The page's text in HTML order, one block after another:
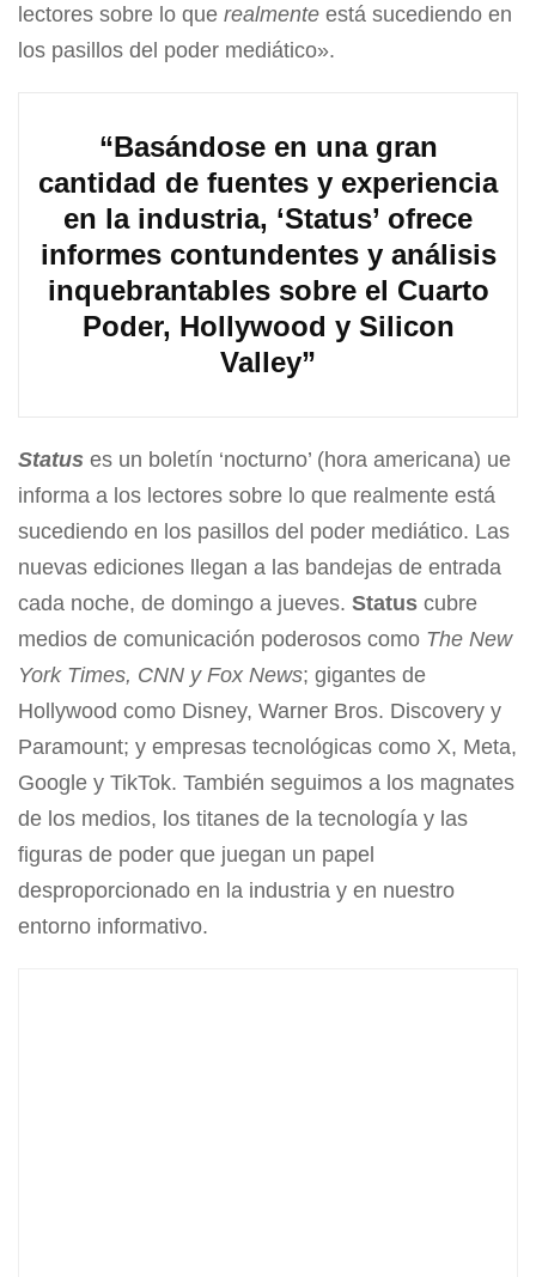
lectores sobre lo que realmente está sucediendo en
los pasillos del poder mediático».
“Basándose en una gran
cantidad de fuentes y experiencia
en la industria, ‘Status’ ofrece
informes contundentes y análisis
inquebrantables sobre el Cuarto
Poder, Hollywood y Silicon
Valley”
Status es un boletín ‘nocturno’ (hora americana) ue
informa a los lectores sobre lo que realmente está
sucediendo en los pasillos del poder mediático. Las
nuevas ediciones llegan a las bandejas de entrada
cada noche, de domingo a jueves. Status cubre
medios de comunicación poderosos como The New
York Times, CNN y Fox News; gigantes de
Hollywood como Disney, Warner Bros. Discovery y
Paramount; y empresas tecnológicas como X, Meta,
Google y TikTok. También seguimos a los magnates
de los medios, los titanes de la tecnología y las
figuras de poder que juegan un papel
desproporcionado en la industria y en nuestro
entorno informativo.